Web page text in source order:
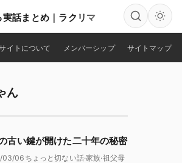
話まとめ｜ラクリマ
検索
イトについて メンバーシップ サイトマップ
ん
古い鍵が開けた二十年の秘密
03/06 ちょっと切ない話·家族·祖父母